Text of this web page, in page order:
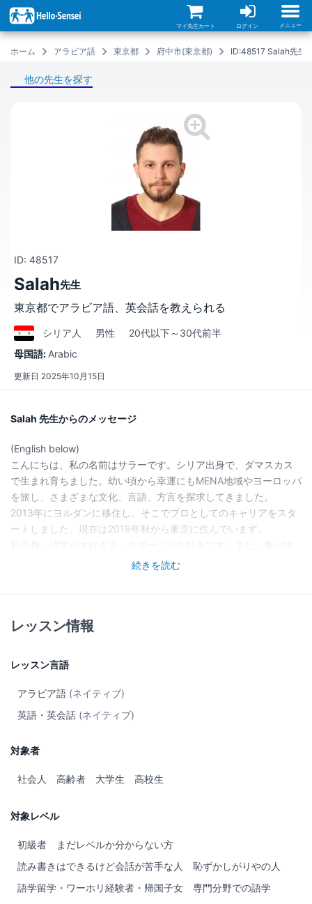
イ
ン
コ
マイ先生カート ログイン メニュー
ホーム アラビア語 東京都 府中市(東京都) ID:48517 Salah先生
他の先生を探す
ID: 48517
Salah先生
東京都でアラビア語、英会話を教えられる
シリア 人 男性
20代以下～30代前半
母国語: Arabic
更新日 2025年10月15日
Salah 先生からのメッセージ
(English below)
こんにちは、私の名前はサラーです。シリア出身で、ダマスカス
で生まれ育ちました。幼い頃から幸運にもMENA地域やヨーロッパ
を旅し、さまざまな文化、言語、方言を探求してきました。
2013年にヨルダンに移住し、そこでプロとしてのキャリアをスタ
ートしました。現在は2019年秋から東京に住んでいます。
私は世界的に展開する多くの国際語学学校でアラビア語を教え、
くの学習者を指導するほか、外交官、大使、ジャーナリスト、多
くの専門家を指導してきました。
私は主にインターナショナル ハウス (IHWO) で英語を教えていま
ンの大規模な国際 NGO 向けに英語教育プログラムを (ほぼゼロか
in Damascus. From a young age I was lucky to travel across
languages, and dialects.
off. Currently, I've been living in Tokyo, Japan since fall 2019.
I'm a language enthusiast myself, and I'm very much into
sports, in addition to being passionate about food.
I'm a professional English/Arabic teacher for more than 8 years,
続きを読む
レッスン情報
レッスン言語
アラビア語 (ネイティブ)
英語・英会話 (ネイティブ)
対象者
社会人 高齢者 大学生 高校生
対象レベル
初級者
まだレベルか分からない方
読み書きはできるけど会話が苦手な人
恥ずかしがりやの人
語学留学・ワーホリ経験者・帰国子女
専門分野での語学